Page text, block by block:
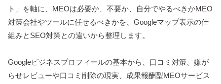
ト」を軸に、MEOは必要か、不要か、自分でやるべきかMEO
対策会社やツールに任せるべきかを、Googleマップ表示の仕
組みとSEO対策との違いから整理します。
Googleビジネスプロフィールの基本から、口コミ対策、嫌が
らせレビューや口コミ削除の現実、成果報酬型MEOサービス